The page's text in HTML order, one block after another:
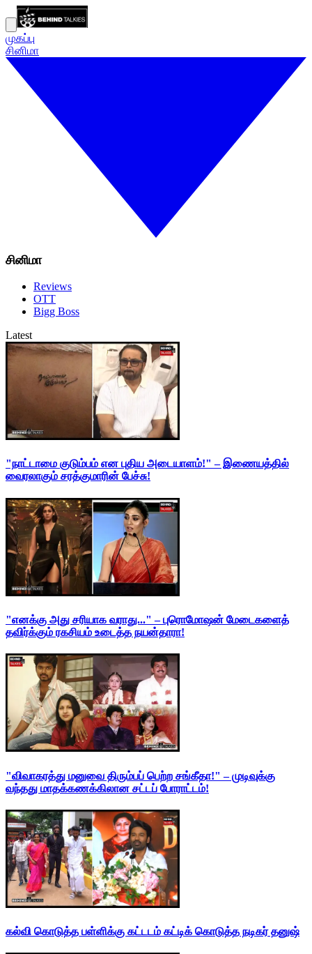
முகப்பு
சினிமா
சினிமா
Reviews
OTT
Bigg Boss
Latest
"நாட்டாமை குடும்பம் என புதிய அடையாளம்!" – இணையத்தில்
வைரலாகும் சரத்குமாரின் பேச்சு!
"எனக்கு அது சரியாக வராது..." – புரொமோஷன் மேடைகளைத்
தவிர்க்கும் ரகசியம் உடைத்த நயன்தாரா!
"விவாகரத்து மனுவை திரும்பப் பெற்ற சங்கீதா!" – முடிவுக்கு
வந்தது மாதக்கணக்கிலான சட்டப் போராட்டம்!
கல்வி கொடுத்த பள்ளிக்கு கட்டடம் கட்டிக் கொடுத்த நடிகர் தனுஷ்